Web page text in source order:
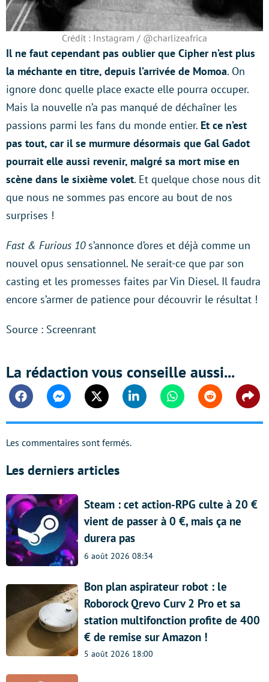
Crédit : Instagram / @charlizeafrica
Il ne faut cependant pas oublier que Cipher n’est plus
la méchante en titre, depuis l’arrivée de Momoa. On
ignore donc quelle place exacte elle pourra occuper.
Mais la nouvelle n’a pas manqué de déchaîner les
passions parmi les fans du monde entier. Et ce n’est
pas tout, car il se murmure désormais que Gal Gadot
pourrait elle aussi revenir, malgré sa mort mise en
scène dans le sixième volet. Et quelque chose nous dit
que nous ne sommes pas encore au bout de nos
surprises !
Fast & Furious 10s’annonce d’ores et déjà comme un
nouvel opus sensationnel. Ne serait-ce que par son
casting et les promesses faites par Vin Diesel. Il faudra
encore s’armer de patience pour découvrir le résultat !
Source : Screenrant
La rédaction vous conseille aussi...
FacebookMessengerTwitter Linkedin WhatsappReddit
Les commentaires sont fermés.
Les derniers articles
Steam : cet action-RPG culte à 20 €
vient de passer à 0 €, mais ça ne
durera pas
6 août 2026 08:34
Bon plan aspirateur robot : le
Roborock Qrevo Curv 2 Pro et sa
station multifonction profite de 400
€ de remise sur Amazon !
5 août 2026 18:00